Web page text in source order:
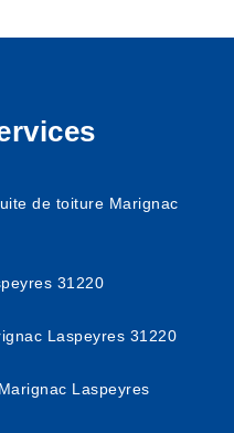
de toiture Marignac
31220
Laspeyres 31220
Laspeyres